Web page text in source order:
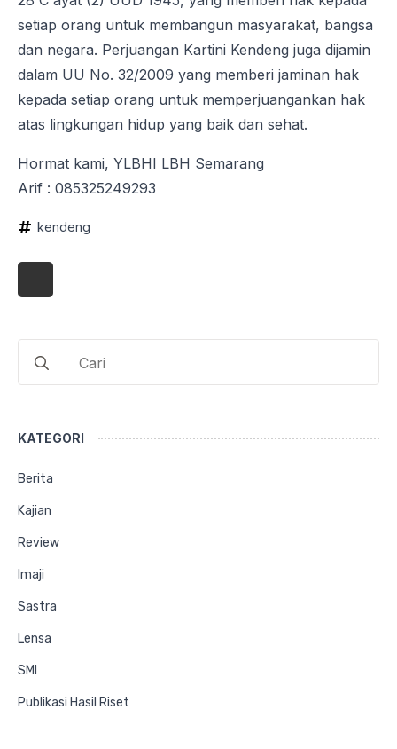
setiap orang untuk membangun masyarakat, bangsa
dan negara. Perjuangan Kartini Kendeng juga dijamin
dalam UU No. 32/2009 yang memberi jaminan hak
kepada setiap orang untuk memperjuangankan hak
atas lingkungan hidup yang baik dan sehat.
Hormat kami, YLBHI LBH Semarang
Arif : 085325249293
kendeng
for:
KATEGORI
Berita
Kajian
Review
Imaji
Sastra
Lensa
SMI
Publikasi Hasil Riset